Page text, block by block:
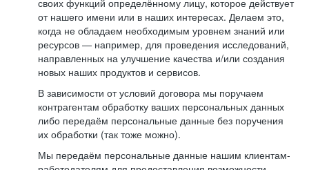
своих функций определённому лицу, которое действует
от нашего имени или в наших интересах. Делаем это,
когда не обладаем необходимым уровнем знаний или
ресурсов — например, для проведения исследований,
направленных на улучшение качества и/или создания
новых наших продуктов и сервисов.
В зависимости от условий договора мы поручаем
контрагентам обработку ваших персональных данных
либо передаём персональные данные без поручения
их обработки (так тоже можно).
Мы передаём персональные данные нашим клиентам-